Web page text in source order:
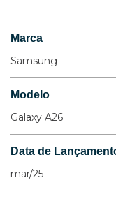
Marca
Samsung
Modelo
Galaxy A26
Data de
mar/25